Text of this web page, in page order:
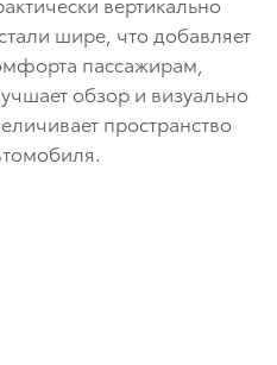
шире, что добавляет
пассажирам,
обзор и визуально
пространство